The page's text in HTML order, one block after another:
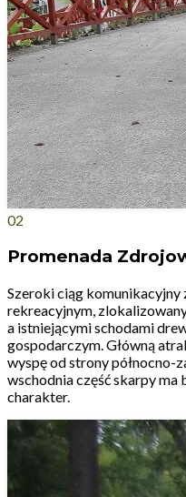
02
Promenada
Szeroki ciąg
rekreacyjnym,
a istniejącymi schodami
gospodarczym. Główną
wyspę od strony północno-
wschodnia część skarpy
charakter.